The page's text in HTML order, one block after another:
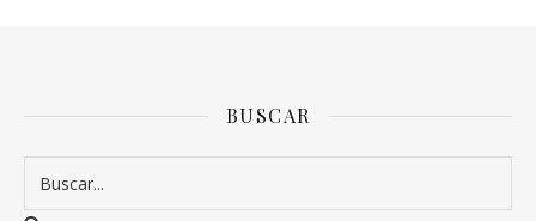
BUSCAR